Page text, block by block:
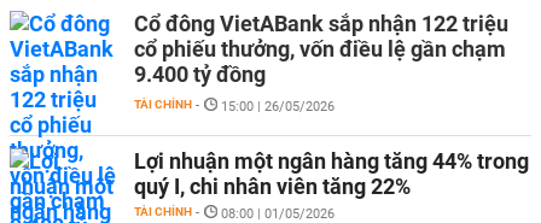
Cổ đông VietABank sắp nhận 122 triệu
cổ phiếu thưởng, vốn điều lệ gần chạm
9.400 tỷ đồng
TÀI CHÍNH - 15:00 | 26/05/2026
Lợi nhuận một ngân hàng tăng 44% trong
quý I, chi nhân viên tăng 22%
TÀI CHÍNH - 08:00 | 01/05/2026